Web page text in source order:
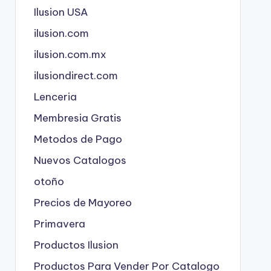
Ilusion USA
ilusion.com
ilusion.com.mx
ilusiondirect.com
Lenceria
Membresia Gratis
Metodos de Pago
Nuevos Catalogos
otoño
Precios de Mayoreo
Primavera
Productos Ilusion
Productos Para Vender Por Catalogo